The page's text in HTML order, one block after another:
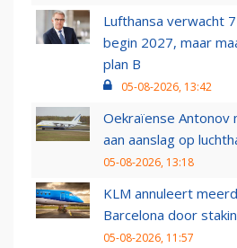
Lufthansa verwacht
begin 2027, maar
plan B
05-08-2026, 13:42
Oekraïense Antonov
aan aanslag op
05-08-2026, 13:18
KLM annuleert
Barcelona door
05-08-2026, 11:57